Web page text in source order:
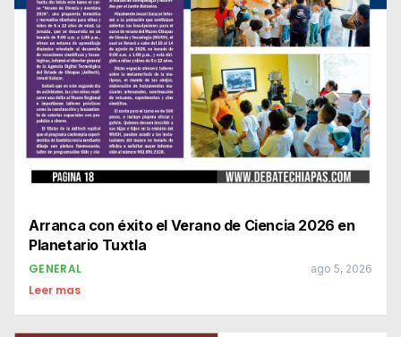
Arranca con éxito el Verano de Ciencia 2026 en
Planetario Tuxtla
GENERAL ago 5, 2026
Leer mas